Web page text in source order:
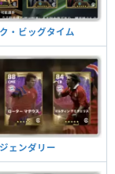
・ビッグタイム
ェンダリー